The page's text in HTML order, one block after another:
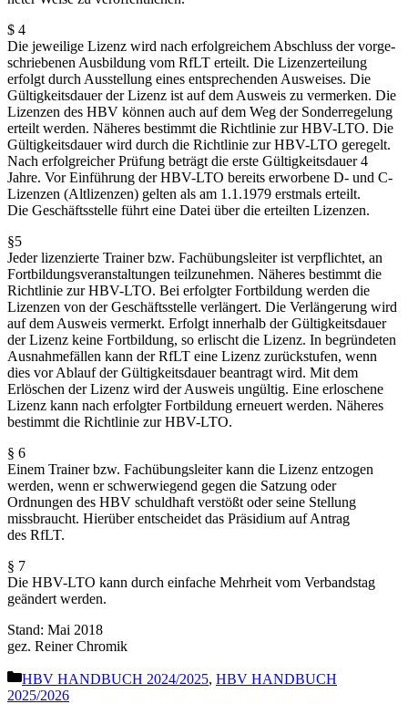
$ 4
Die jeweilige Lizenz wird nach erfolg­reichem Abschluss der vorge­
schrie­benen Ausbildung vom RfLT erteilt. Die Lizenz­er­teilung
erfolgt durch Ausstellung eines entspre­chenden Ausweises. Die
Gültig­keits­dauer der Lizenz ist auf dem Ausweis zu vermerken. Die
Lizenzen des HBV können auch auf dem Weg der Sonder­re­gelung
erteilt werden. Näheres bestimmt die Richt­linie zur HBV-LTO. Die
Gültig­keits­dauer wird durch die Richt­linie zur HBV-LTO geregelt.
Nach erfolg­reicher Prüfung beträgt die erste Gültig­keits­dauer 4
Jahre. Vor Einführung der HBV-LTO bereits erworbene D- und C-
Lizenzen (Altli­zenzen) gelten als am 1.1.1979 erstmals erteilt.
Die Geschäfts­stelle führt eine Datei über die erteilten Lizenzen.
§5
Jeder lizen­zierte Trainer bzw. Fachübungs­leiter ist verpflichtet, an
Fortbil­dungs­ver­an­stal­tungen teilzu­nehmen. Näheres bestimmt die
Richt­linie zur HBV-LTO. Bei erfolgter Fortbildung werden die
Lizenzen von der Geschäfts­stelle verlängert. Die Verlän­gerung wird
auf dem Ausweis vermerkt. Erfolgt innerhalb der Gültig­keits­dauer
der Lizenz keine Fortbildung, so erlischt die Lizenz. In begrün­deten
Ausnah­me­fällen kann der RfLT eine Lizenz zurück­stufen, wenn
dies vor Ablauf der Gültig­keits­dauer beantragt wird. Mit dem
Erlöschen der Lizenz wird der Ausweis ungültig. Eine erloschene
Lizenz kann nach erfolgter Fortbildung erneuert werden. Näheres
bestimmt die Richt­linie zur HBV-LTO.
§ 6
Einem Trainer bzw. Fachübungs­leiter kann die Lizenz entzogen
werden, wenn er schwer­wiegend gegen die Satzung oder
Ordnungen des HBV schuldhaft verstößt oder seine Stellung
missbraucht. Hierüber entscheidet das Präsidium auf Antrag
des RfLT.
§ 7
Die HBV-LTO kann durch einfache Mehrheit vom Verbandstag
geändert werden.
Stand: Mai 2018
gez. Reiner Chromik
Kategorien
HBV HANDBUCH 2024/2025, HBV HANDBUCH
2025/2026